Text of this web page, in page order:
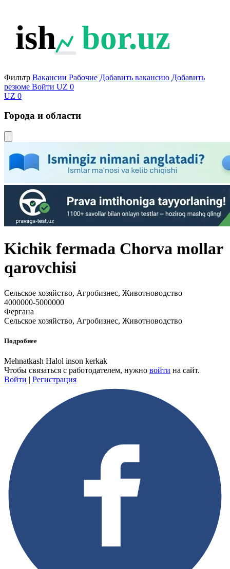
ish bor.uz
Фильтр Вакансии Рабочие Добавить вакансию Добавить
резюме Войти UZ 0
UZ 0
Города и области
Kichik fermada Chorva mollar
qarovchisi
Сельское хозяйство, Агробизнес, Животноводство
4000000-5000000
Фергана
Сельское хозяйство, Агробизнес, Животноводство
Подробнее
Mehnatkash Halol inson kerkak
Чтобы связаться с работодателем, нужно войти на сайт.
Войти | Регистрация